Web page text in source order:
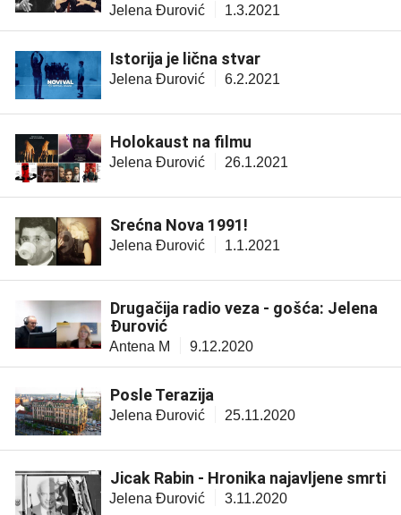
Jelena Đurović 1.3.2021
Istorija je lična stvar
Jelena Đurović 6.2.2021
Holokaust na filmu
Jelena Đurović 26.1.2021
Srećna Nova 1991!
Jelena Đurović 1.1.2021
Drugačija radio veza - gošća: Jelena
Đurović
Antena M 9.12.2020
Posle Terazija
Jelena Đurović 25.11.2020
Jicak Rabin - Hronika najavljene smrti
Jelena Đurović 3.11.2020